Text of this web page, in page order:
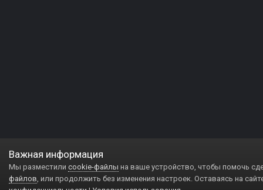
Важная информация
Мы разместили cookie-файлы на ваше устройство, чтобы помочь
файлов, или продолжить без изменения настроек. Оставаясь на